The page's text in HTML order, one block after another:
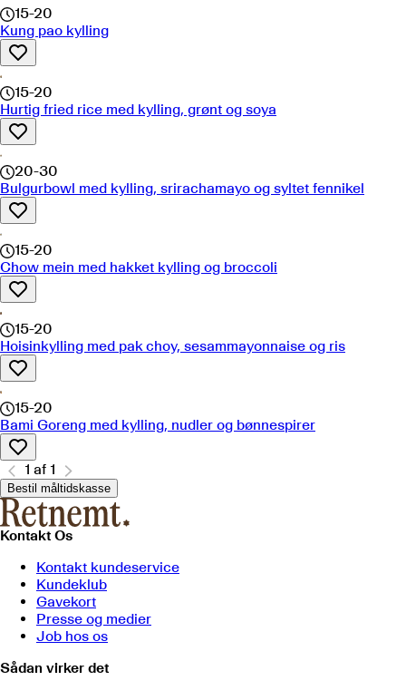
15-20
Kung pao kylling
15-20
Hurtig fried rice med kylling, grønt og soya
20-30
Bulgurbowl med kylling, srirachamayo og syltet fennikel
15-20
Chow mein med hakket kylling og broccoli
15-20
Hoisinkylling med pak choy, sesammayonnaise og ris
15-20
Bami Goreng med kylling, nudler og bønnespirer
1 af 1
Bestil måltidskasse
Kontakt Os
Kontakt kundeservice
Kundeklub
Gavekort
Presse og medier
Job hos os
Sådan virker det